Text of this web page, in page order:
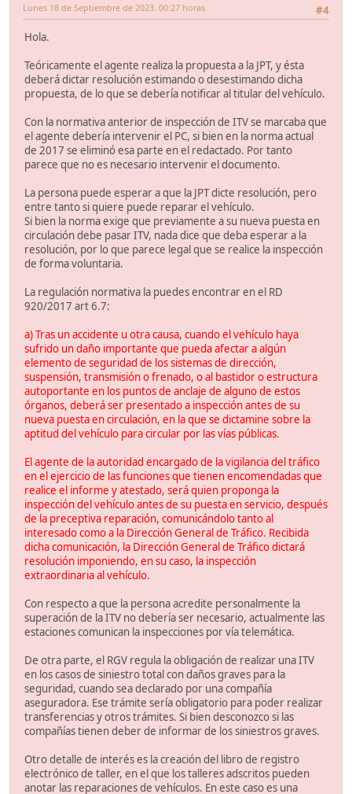
#4
Lunes 18 de Septiembre de 2023. 00:27 horas.
Hola.
Teóricamente el agente realiza la propuesta a la JPT, y ésta
deberá dictar resolución estimando o desestimando dicha
propuesta, de lo que se debería notificar al titular del vehículo.
Con la normativa anterior de inspección de ITV se marcaba que
el agente debería intervenir el PC, si bien en la norma actual
de 2017 se eliminó esa parte en el redactado. Por tanto
parece que no es necesario intervenir el documento.
La persona puede esperar a que la JPT dicte resolución, pero
entre tanto si quiere puede reparar el vehículo.
Si bien la norma exige que previamente a su nueva puesta en
circulación debe pasar ITV, nada dice que deba esperar a la
resolución, por lo que parece legal que se realice la inspección
de forma voluntaria.
La regulación normativa la puedes encontrar en el RD
920/2017 art 6.7:
a) Tras un accidente u otra causa, cuando el vehículo haya
sufrido un daño importante que pueda afectar a algún
elemento de seguridad de los sistemas de dirección,
suspensión, transmisión o frenado, o al bastidor o estructura
autoportante en los puntos de anclaje de alguno de estos
órganos, deberá ser presentado a inspección antes de su
nueva puesta en circulación, en la que se dictamine sobre la
aptitud del vehículo para circular por las vías públicas.
El agente de la autoridad encargado de la vigilancia del tráfico
en el ejercicio de las funciones que tienen encomendadas que
realice el informe y atestado, será quien proponga la
inspección del vehículo antes de su puesta en servicio, después
de la preceptiva reparación, comunicándolo tanto al
interesado como a la Dirección General de Tráfico. Recibida
dicha comunicación, la Dirección General de Tráfico dictará
resolución imponiendo, en su caso, la inspección
extraordinaria al vehículo.
Con respecto a que la persona acredite personalmente la
superación de la ITV no debería ser necesario, actualmente las
estaciones comunican la inspecciones por vía telemática.
De otra parte, el RGV regula la obligación de realizar una ITV
en los casos de siniestro total con daños graves para la
seguridad, cuando sea declarado por una compañía
aseguradora. Ese trámite sería obligatorio para poder realizar
transferencias y otros trámites. Si bien desconozco si las
compañías tienen deber de informar de los siniestros graves.
Otro detalle de interés es la creación del libro de registro
electrónico de taller, en el que los talleres adscritos pueden
anotar las reparaciones de vehículos. En este caso es una